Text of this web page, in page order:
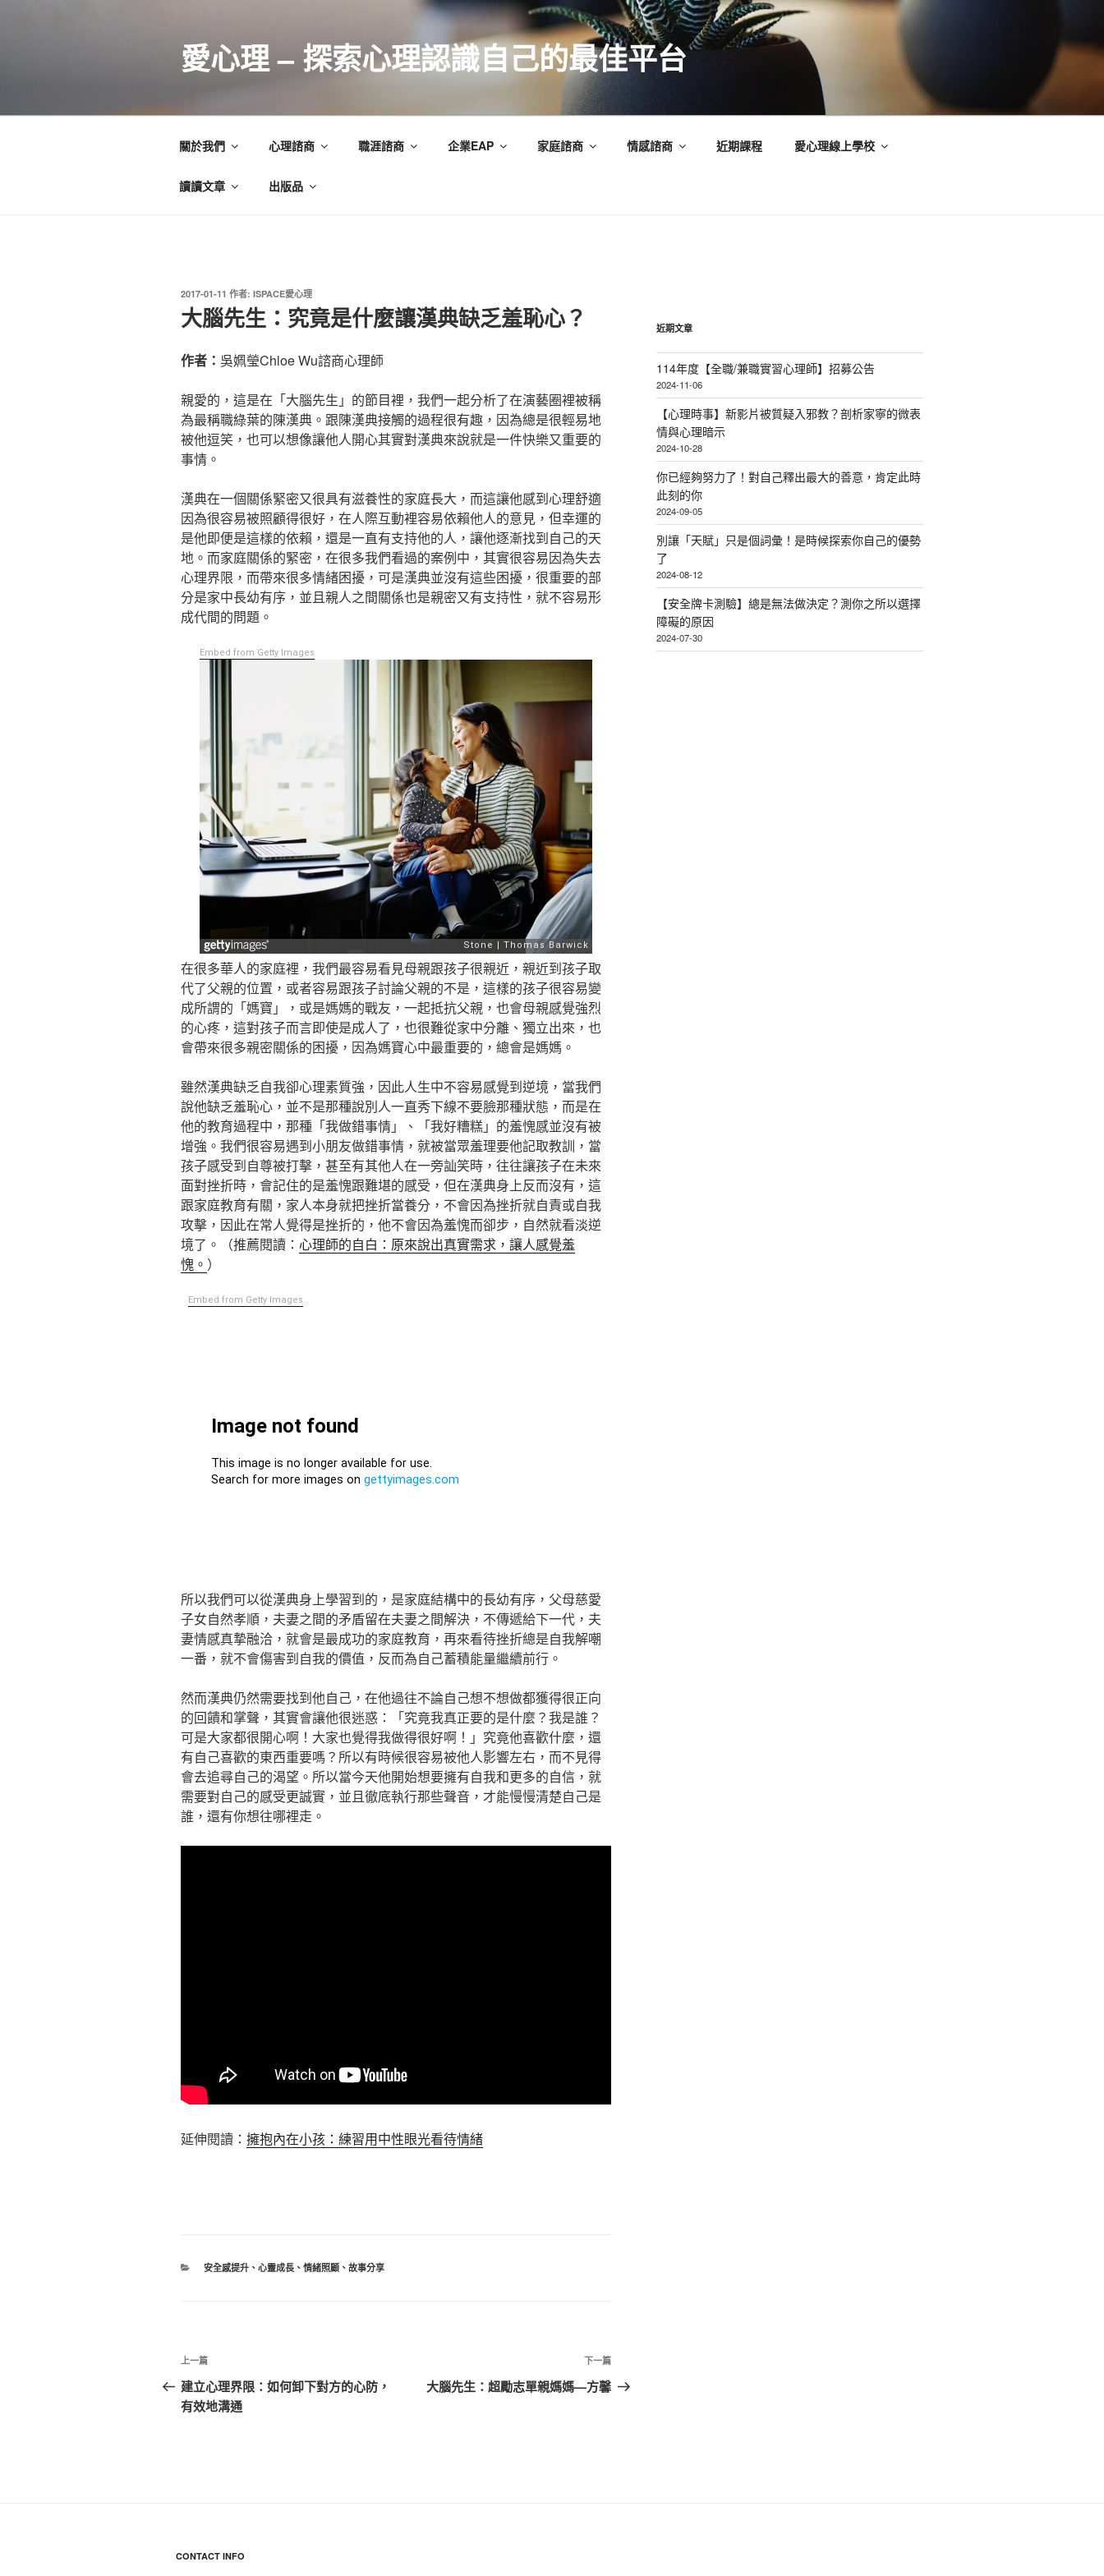
愛心理 – 探索心理認識自己的最佳平台
關於我們 心理諮商 職涯諮商 企業EAP 家庭諮商 情感諮商 近期課程 愛心理線上學校
讀讀文章 出版品
發
於
2017-01-11 作者: ISPACE愛心理
大腦先生：究竟是什麼讓漢典缺乏羞恥心？
作者： 吳姵瑩Chloe Wu諮商心理師
親愛的，這是在「大腦先生」的節目裡，我們一起分析了在演藝圈裡被稱
為最稱職綠葉的陳漢典。跟陳漢典接觸的過程很有趣，因為總是很輕易地
被他逗笑，也可以想像讓他人開心其實對漢典來說就是一件快樂又重要的
事情。
漢典在一個關係緊密又很具有滋養性的家庭長大，而這讓他感到心理舒適
因為很容易被照顧得很好，在人際互動裡容易依賴他人的意見，但幸運的
是他即便是這樣的依賴，還是一直有支持他的人，讓他逐漸找到自己的天
地。而家庭關係的緊密，在很多我們看過的案例中，其實很容易因為失去
心理界限，而帶來很多情緒困擾，可是漢典並沒有這些困擾，很重要的部
分是家中長幼有序，並且親人之間關係也是親密又有支持性，就不容易形
成代間的問題。
Embed from Getty Images
在很多華人的家庭裡，我們最容易看見母親跟孩子很親近，親近到孩子取
代了父親的位置，或者容易跟孩子討論父親的不是，這樣的孩子很容易變
成所謂的「媽寶」，或是媽媽的戰友，一起抵抗父親，也會母親感覺強烈
的心疼，這對孩子而言即使是成人了，也很難從家中分離、獨立出來，也
會帶來很多親密關係的困擾，因為媽寶心中最重要的，總會是媽媽。
雖然漢典缺乏自我卻心理素質強，因此人生中不容易感覺到逆境，當我們
說他缺乏羞恥心，並不是那種說別人一直秀下線不要臉那種狀態，而是在
他的教育過程中，那種「我做錯事情」、「我好糟糕」的羞愧感並沒有被
增強。我們很容易遇到小朋友做錯事情，就被當眾羞理要他記取教訓，當
孩子感受到自尊被打擊，甚至有其他人在一旁訕笑時，往往讓孩子在未來
面對挫折時，會記住的是羞愧跟難堪的感受，但在漢典身上反而沒有，這
跟家庭教育有關，家人本身就把挫折當養分，不會因為挫折就自責或自我
攻擊，因此在常人覺得是挫折的，他不會因為羞愧而卻步，自然就看淡逆
境了。（推薦閱讀： 心理師的自白：原來說出真實需求，讓人感覺羞
愧。 ）
Embed from Getty Images
所以我們可以從漢典身上學習到的，是家庭結構中的長幼有序，父母慈愛
子女自然孝順，夫妻之間的矛盾留在夫妻之間解決，不傳遞給下一代，夫
妻情感真摯融洽，就會是最成功的家庭教育，再來看待挫折總是自我解嘲
一番，就不會傷害到自我的價值，反而為自己蓄積能量繼續前行。
然而漢典仍然需要找到他自己，在他過往不論自己想不想做都獲得很正向
的回饋和掌聲，其實會讓他很迷惑：「究竟我真正要的是什麼？我是誰？
可是大家都很開心啊！大家也覺得我做得很好啊！」究竟他喜歡什麼，還
有自己喜歡的東西重要嗎？所以有時候很容易被他人影響左右，而不見得
會去追尋自己的渴望。所以當今天他開始想要擁有自我和更多的自信，就
需要對自己的感受更誠實，並且徹底執行那些聲音，才能慢慢清楚自己是
誰，還有你想往哪裡走。
延伸閱讀： 擁抱內在小孩：練習用中性眼光看待情緒
分
安全感提升、 心靈成長、 情緒照顧、 故事分享
文
章
導
上
一
篇
上一篇
建立心理界限：如何卸下對方的心防，
有效地溝通
下
一
下一篇
大腦先生：超勵志單親媽媽—方馨
近期文章
114年度【全職/兼職實習心理師】招募公告
2024-11-06
【心理時事】新影片被質疑入邪教？剖析家寧的微表
情與心理暗示
2024-10-28
你已經夠努力了！對自己釋出最大的善意，肯定此時
此刻的你
2024-09-05
別讓「天賦」只是個詞彙！是時候探索你自己的優勢
了
2024-08-12
【安全牌卡測驗】總是無法做決定？測你之所以選擇
障礙的原因
2024-07-30
CONTACT INFO